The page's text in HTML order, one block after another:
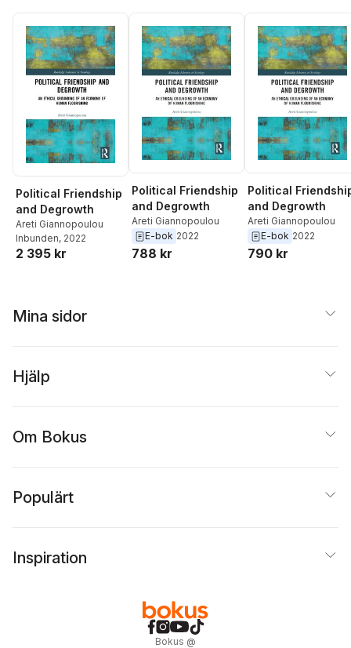
Political Friendship
and Degrowth
Areti Giannopoulou
Inbunden, 2022
2 395 kr
Political Friendship
and Degrowth
Areti Giannopoulou
E-bok 2022
788 kr
Political
and Degrowth
Areti Giannopoulou
E-bok 2022
790 kr
Mina sidor
Hjälp
Om Bokus
Populärt
Inspiration
Bokus @